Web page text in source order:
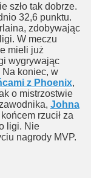
szło tak dobrze.
32,6 punktu.
zdobywając
W meczu
mieli już
wygrywając
Na koniec, w
z Phoenix,
o mistrzostwie
Johna
rzucił za
ligi. Nie
nagrody MVP.